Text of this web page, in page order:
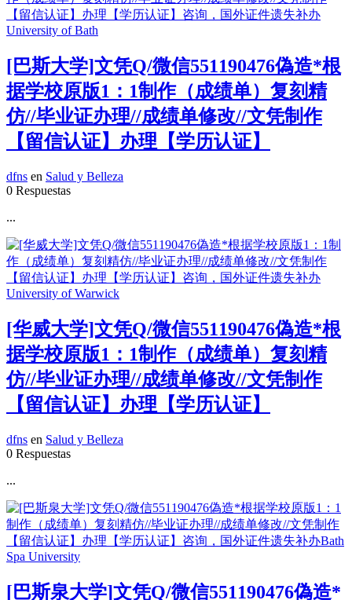
[巴斯大学]文凭Q/微信551190476偽造*根
据学校原版1：1制作（成绩单）复刻精
仿//毕业证办理//成绩单修改//文凭制作
【留信认证】办理【学历认证】
dfns en Salud y Belleza
0 Respuestas
...
[华威大学]文凭Q/微信551190476偽造*根
据学校原版1：1制作（成绩单）复刻精
仿//毕业证办理//成绩单修改//文凭制作
【留信认证】办理【学历认证】
dfns en Salud y Belleza
0 Respuestas
...
[巴斯泉大学]文凭Q/微信551190476偽造*